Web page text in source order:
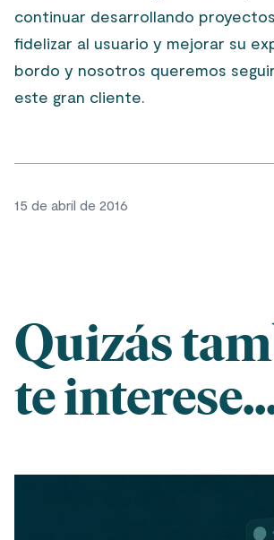
continuar desarrollando
fidelizar al usuario y mejorar su
bordo y nosotros queremos
este gran cliente.
15 de abril de 2016
Quizás
te